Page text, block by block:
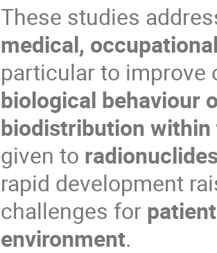
These studies
medical,
particular to
biological behaviour
biodistribution within
given to
rapid development
challenges for
environment.